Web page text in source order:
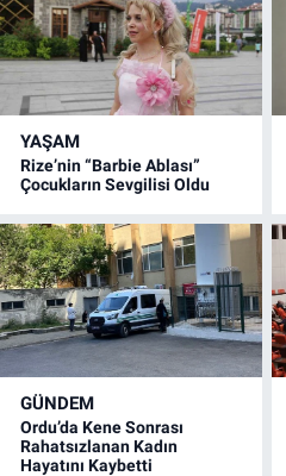
YAŞAM
Rize’nin “Barbie Ablası”
Çocukların Sevgilisi Oldu
GÜNDEM
Ordu’da Kene Sonrası
Rahatsızlanan Kadın
Hayatını Kaybetti